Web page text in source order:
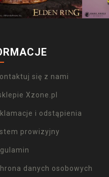
się z nami
Xzone.pl
i odstąpienia
prowizyjny
danych osobowych